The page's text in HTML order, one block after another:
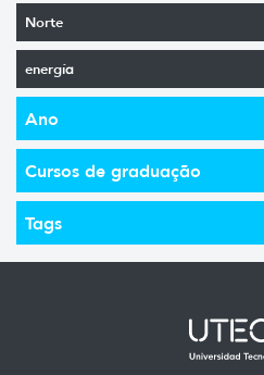
Norte
energía
Ano
Cursos de graduação
Tags